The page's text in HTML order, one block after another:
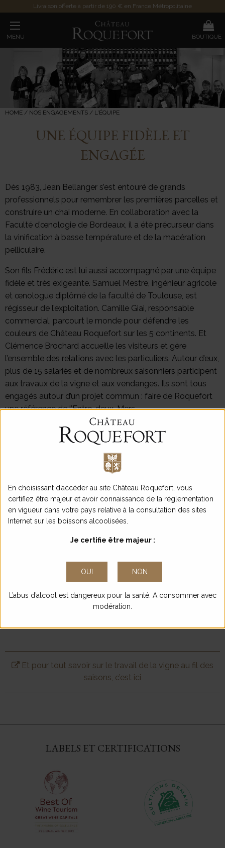
Livraison offerte à partir de 190 € en France Métropolitaine
MENU BOUTIQUE
HOME / NOS ENGAGEMENTS / L'ÉQUIPE
UNE ÉQUIPE FIDÈLE ET
ENGAGÉE
Dès 1983, Jean Bellanger s’est entouré de grands
professionnels pour remembrer les premières parcelles et
construire un chai moderne. En collaboration avec la
Faculté d’œnologie de Bordeaux, il a été précurseur dans
la vinification à basse température et de la macération
pelliculaire.
Son fils Frédéric est lui aussi accompagné par une équipe
fidèle et très exigeante. Samuel Mestre, ingénieur agricole
et œnologue diplômé de la faculté de Toulouse, est
régisseur de l’exploitation. Camille Giai, responsable
commercial, parcourt le monde pour défendre les
couleurs de Château Roquefort sur les 5 continents. Et
Clémence Brochard accueille les visiteurs et gère
l’ensemble des relations avec les particuliers. Autour d’eux,
plus de 15 salariés et de nombreux saisonniers participent
aux travaux de la vigne et aux vendanges. Ils sont tous
engagés autour d’un projet commun : faire de Roquefort
une référence de l’Entre-deux-Mers.
Et pour tout savoir sur le travail de la vigne au fil des
saisons, c’est ici
LABELS ET CERTIFICATIONS
En choisissant d’accéder au site Château Roquefort, vous
certifiez être majeur et avoir connaissance de la réglementation
en vigueur dans votre pays relative à la consultation des sites
Internet sur les boissons alcoolisées.
Je certifie être majeur :
OUI NON
L’abus d’alcool est dangereux pour la santé. A consommer avec
modération.